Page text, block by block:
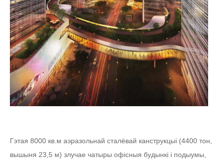
Гэтая 8000 кв.м аэразольнай сталёвай канструкцыі (4400 тон,
вышыня 23,5 м) злучае чатыры офісныя будынкі і подыумы,